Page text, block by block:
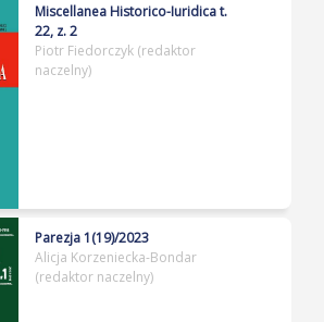
Miscellanea Historico-Iuridica t.
22, z. 2
Piotr Fiedorczyk (redaktor
naczelny)
Parezja 1(19)/2023
Alicja Korzeniecka-Bondar
(redaktor naczelny)